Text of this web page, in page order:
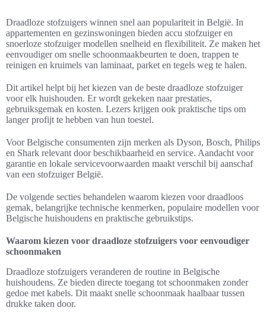
Draadloze stofzuigers winnen snel aan populariteit in België. In
appartementen en gezinswoningen bieden accu stofzuiger en
snoerloze stofzuiger modellen snelheid en flexibiliteit. Ze maken het
eenvoudiger om snelle schoonmaakbeurten te doen, trappen te
reinigen en kruimels van laminaat, parket en tegels weg te halen.
Dit artikel helpt bij het kiezen van de beste draadloze stofzuiger
voor elk huishouden. Er wordt gekeken naar prestaties,
gebruiksgemak en kosten. Lezers krijgen ook praktische tips om
langer profijt te hebben van hun toestel.
Voor Belgische consumenten zijn merken als Dyson, Bosch, Philips
en Shark relevant door beschikbaarheid en service. Aandacht voor
garantie en lokale servicevoorwaarden maakt verschil bij aanschaf
van een stofzuiger België.
De volgende secties behandelen waarom kiezen voor draadloos
gemak, belangrijke technische kenmerken, populaire modellen voor
Belgische huishoudens en praktische gebruikstips.
Waarom kiezen voor draadloze stofzuigers voor eenvoudiger
schoonmaken
Draadloze stofzuigers veranderen de routine in Belgische
huishoudens. Ze bieden directe toegang tot schoonmaken zonder
gedoe met kabels. Dit maakt snelle schoonmaak haalbaar tussen
drukke taken door.